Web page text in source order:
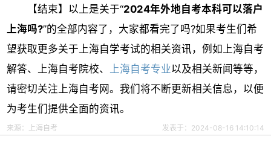
【结束】以上是关于“2024年外地自考本科可以落户
上海吗?”的全部内容了，大家都看完了吗?如果考生们希
望获取更多关于上海自学考试的相关资讯，例如上海自考
解答、上海自考院校、 上海自考专业以及相关新闻等等，
请密切关注上海自考网。我们将不断更新相关信息，以便
为考生们提供全面的资讯。
来源： 上海自考 发表于：2024-08-16 14:10:14